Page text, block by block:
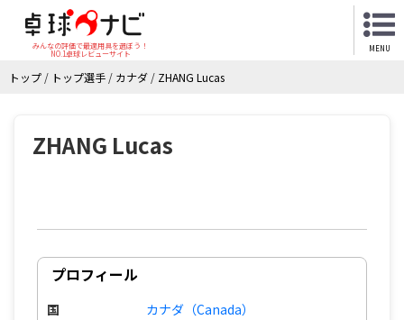
みんなの評価で最適用具を選ぼう！
NO.1卓球レビューサイト
MENU
トップ / トップ選手 / カナダ / ZHANG Lucas
ZHANG Lucas
プロフィール
国 カナダ（Canada）